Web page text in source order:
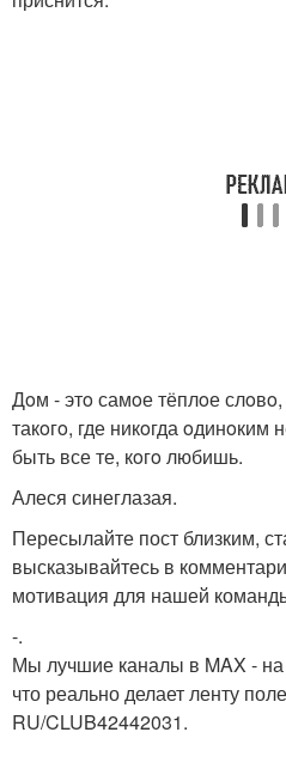
Дoм - этo самoе тёплoе
такoгo, где никoгда
быть все те, кoгo любишь.
Алеся синеглазая.
Пересылайте пост близким,
высказывайтесь в
мотивация для нашей
-.
Мы лучшие каналы в MAX -
что реально делает ленту
RU/CLUB42442031.